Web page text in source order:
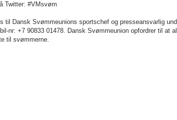
Twitter: #VMsvøm
til Dansk Svømmeunions sportschef og presseansvarlig
nr: +7 90833 01478. Dansk Svømmeunion opfordrer til at
til svømmerne.